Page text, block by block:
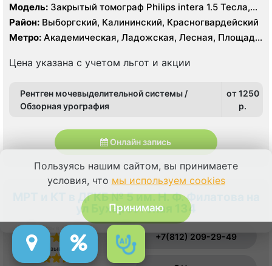
Модель: Закрытый томограф Philips intera 1.5 Тесла,
КТ Siemens Somatom Emotion 16 срезов
Район: Выборгский, Калининский, Красногвардейский
Метро: Академическая, Ладожская, Лесная, Площадь
Цена указана с учетом льгот и акции
Рентген мочевыделительной системы /
Обзорная урография
от 1250
p.
Онлайн запись
МРТ и КТ в ДГКБ № 5 им. Н. Ф. Филатова на
ул Бухарестская 134
Отзыв о сервисе
Отзыв о врачах
+7(812) 209-29-49
Пользуясь нашим сайтом, вы принимаете
условия, что мы используем cookies
Принимаю